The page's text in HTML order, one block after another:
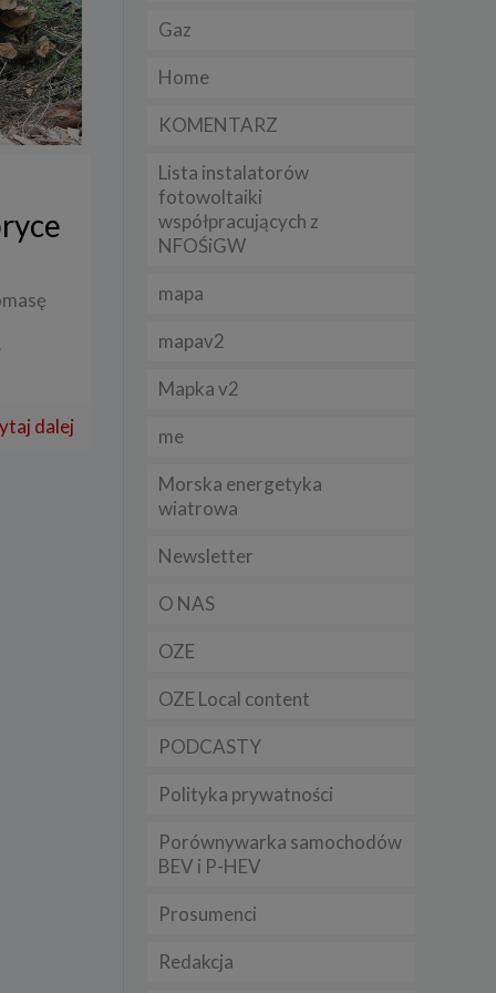
dalej
Gaz
Home
KOMENTARZ
Lista instalatorów
fotowoltaiki
współpracujących z
NFOŚiGW
mapa
mapav2
Mapka v2
me
Morska energetyka
wiatrowa
Newsletter
O NAS
OZE
OZE Local content
PODCASTY
Polityka prywatności
Porównywarka samochodów
BEV i P-HEV
Prosumenci
Redakcja